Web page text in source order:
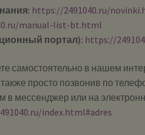
https://2491040.ru/
manual-list-bt.html
портал): https://
самостоятельно в нашем
просто позвонив по
в мессенджер или на
index.html#adres